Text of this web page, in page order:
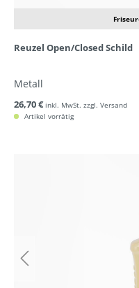
Reuzel Open/Closed Schild
Metall
26,70 € inkl. MwSt. zzgl. Versand
Artikel vorrätig